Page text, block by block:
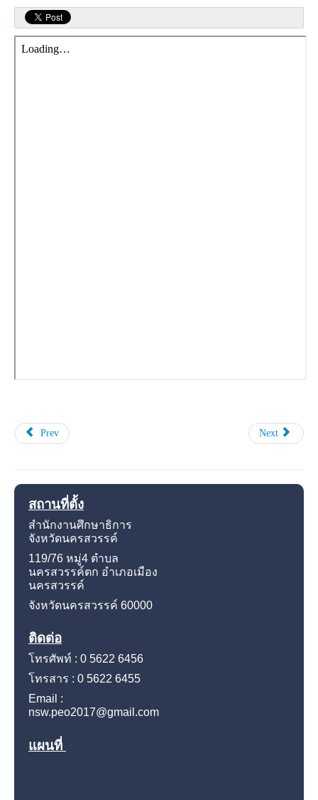
Prev Next
สถานที่ตั้ง
สำนักงานศึกษาธิการ
จังหวัดนครสวรรค์
119/76 หมู่4 ตำบล
นครสวรรค์ตก อำเภอเมือง
นครสวรรค์
จังหวัดนครสวรรค์ 60000
ติดต่อ
โทรศัพท์ : 0 5622 6456
โทรสาร : 0 5622 6455
Email :
nsw.peo2017@gmail.com
แผนที่